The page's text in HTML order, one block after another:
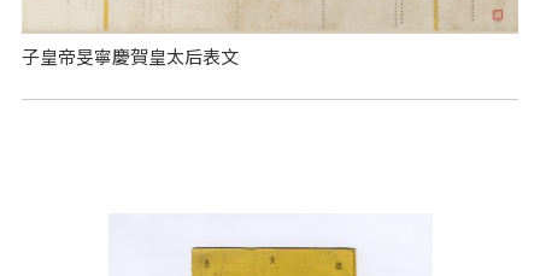
子皇帝旻寧慶賀皇太后表文